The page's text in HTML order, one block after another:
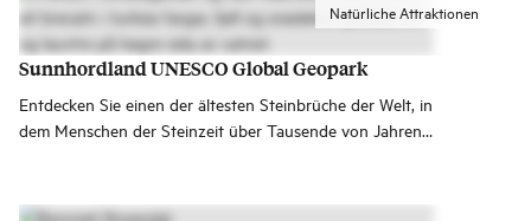
Natürliche Attraktionen
Sunnhordland UNESCO Global Geopark
Entdecken Sie einen der ältesten Steinbrüche der Welt, in
dem Menschen der Steinzeit über Tausende von Jahren
Kollision zwischen zwei Kontinentalplatten wertvolle